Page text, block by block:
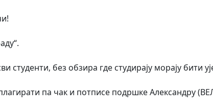
студенти, без обзира где студирају морају
па чак и потписе подршке Александру